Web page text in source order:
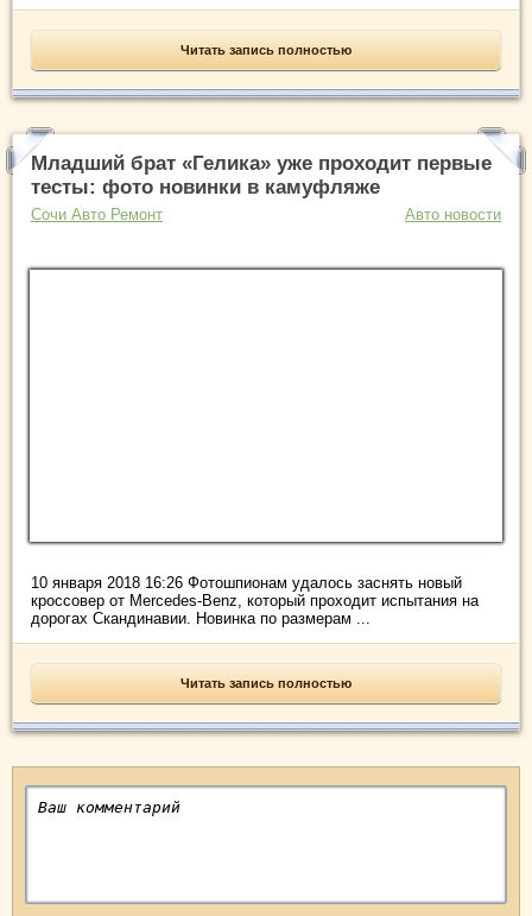
Читать запись полностью
Младший брат «Гелика» уже проходит первые
тесты: фото новинки в камуфляже
Сочи Авто Ремонт Авто новости
10 января 2018 16:26 Фотошпионам удалось заснять новый
кроссовер от Mercedes-Benz, который проходит испытания на
дорогах Скандинавии. Новинка по размерам ...
Читать запись полностью